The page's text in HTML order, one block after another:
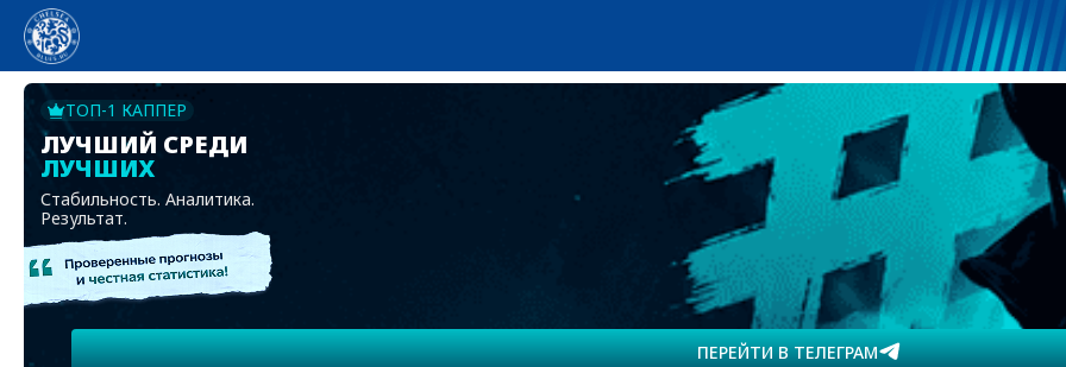
ТОП-1 КАППЕР
ЛУЧШИЙ СРЕДИ
ЛУЧШИХ
Стабильность. Аналитика.
Результат.
ПЕРЕЙТИ В ТЕЛЕГРАМ